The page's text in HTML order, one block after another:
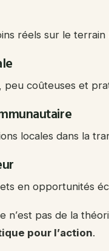
réels sur le
peu coûteuses et
locales dans la
en opportunités
n’est pas de la
pour l’action.